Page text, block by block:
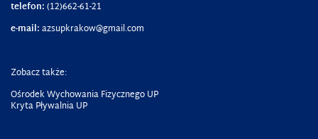
telefon:(12)662-61-21
e-mail:azsupkrakow@gmail.com
Zobacz także:
Ośrodek Wychowania Fizycznego UP
Kryta Pływalnia UP